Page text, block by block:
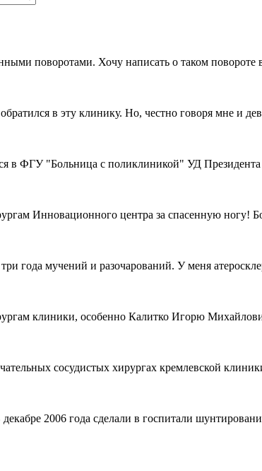
поворотами. Хочу написать о таком повороте
в эту клинику. Но, честно говоря мне и
в ФГУ "Больница с поликлиникой" УД
Инновационного центра за спасенную ногу!
года мучений и разочарований. У меня
клиники, особенно Калитко Игорю
сосудистых хирургах кремлевской
2006 года сделали в госпитали